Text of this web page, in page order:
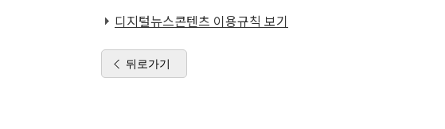
디지털뉴스콘텐츠 이용규칙 보기
뒤로가기